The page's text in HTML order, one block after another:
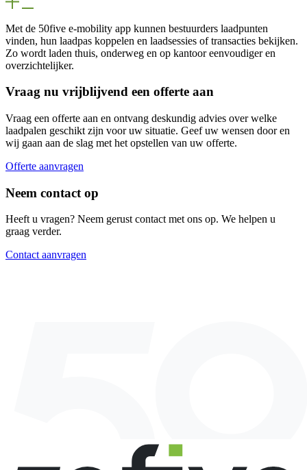
Met de 50five e‑mobility app kunnen bestuurders laadpunten
vinden, hun laadpas koppelen en laadsessies of transacties bekijken.
Zo wordt laden thuis, onderweg en op kantoor eenvoudiger en
overzichtelijker.
Vraag nu vrijblijvend een offerte aan
Vraag een offerte aan en ontvang deskundig advies over welke
laadpalen geschikt zijn voor uw situatie. Geef uw wensen door en
wij gaan aan de slag met het opstellen van uw offerte.
Offerte aanvragen
Neem contact op
Heeft u vragen? Neem gerust contact met ons op. We helpen u
graag verder.
Contact aanvragen